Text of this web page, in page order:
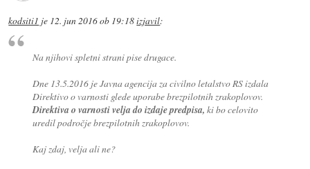
kodsiti1 je 12. jun 2016 ob 19:18izjavil:
Na njihovi spletni strani pise drugace.
Dne 13.5.2016 je Javna agencija za civilno letalstvo RS izdala
Direktivo o varnosti glede uporabe brezpilotnih zrakoplovov.
Direktiva o varnosti velja do izdaje predpisa, ki bo celovito
uredil področje brezpilotnih zrakoplovov.
Kaj zdaj, velja ali ne?